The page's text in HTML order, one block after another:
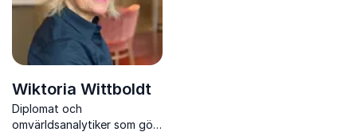
Wiktoria Wittboldt
Diplomat och
omvärldsanalytiker som gör